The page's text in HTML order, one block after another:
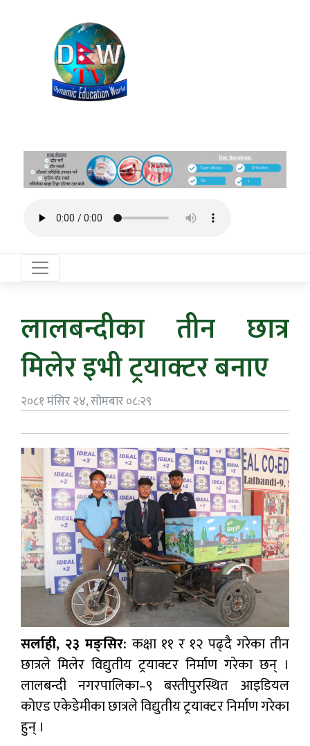
लालबन्दीका तीन छात्र
मिलेर इभी ट्रयाक्टर बनाए
२०८१ मंसिर २४, सोमबार ०८:२९
सर्लाही, २३ मङ्सिर: कक्षा ११ र १२ पढ्दै गरेका तीन
छात्रले मिलेर विद्युतीय ट्रयाक्टर निर्माण गरेका छन् ।
लालबन्दी नगरपालिका–९ बस्तीपुरस्थित आइडियल
कोएड एकेडेमीका छात्रले विद्युतीय ट्रयाक्टर निर्माण गरेका
हुन् ।